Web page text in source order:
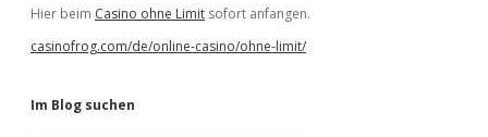
Hier beim Casino ohne Limit sofort anfangen.
casinofrog.com/de/online-casino/ohne-limit/
Im Blog suchen